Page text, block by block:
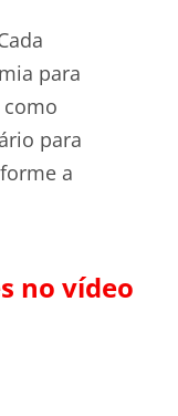
para
para
a
no vídeo